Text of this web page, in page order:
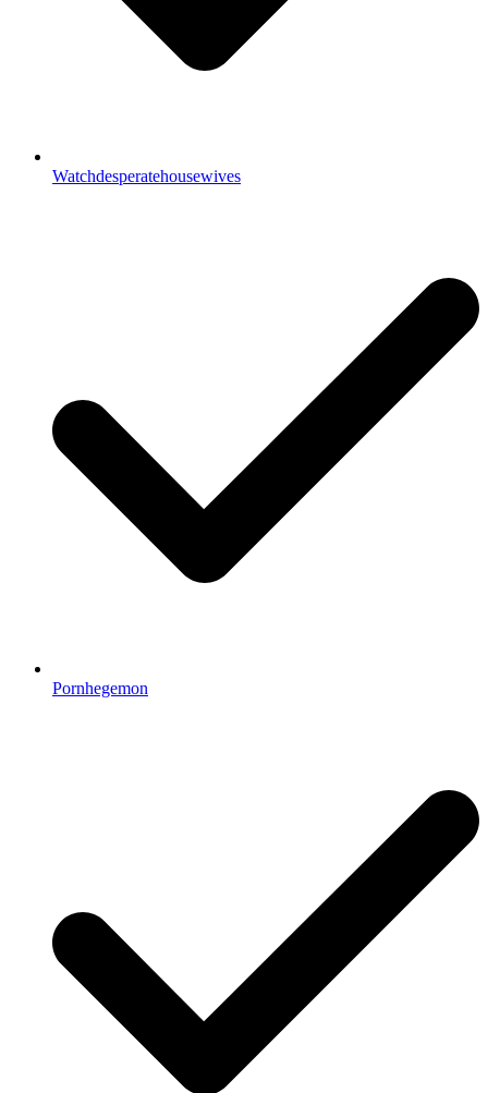
Watchdesperatehousewives
Pornhegemon